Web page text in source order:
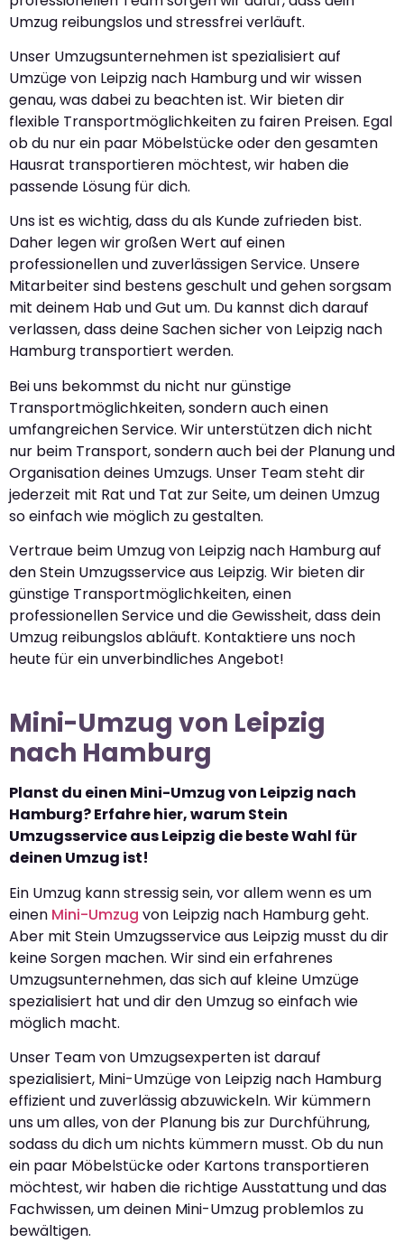
Umzug reibungslos und stressfrei verläuft.
Unser Umzugsunternehmen ist spezialisiert auf
Umzüge von Leipzig nach Hamburg und wir wissen
genau, was dabei zu beachten ist. Wir bieten dir
flexible Transportmöglichkeiten zu fairen Preisen. Egal
ob du nur ein paar Möbelstücke oder den gesamten
Hausrat transportieren möchtest, wir haben die
passende Lösung für dich.
Uns ist es wichtig, dass du als Kunde zufrieden bist.
Daher legen wir großen Wert auf einen
professionellen und zuverlässigen Service. Unsere
Mitarbeiter sind bestens geschult und gehen sorgsam
mit deinem Hab und Gut um. Du kannst dich darauf
verlassen, dass deine Sachen sicher von Leipzig nach
Hamburg transportiert werden.
Bei uns bekommst du nicht nur günstige
Transportmöglichkeiten, sondern auch einen
umfangreichen Service. Wir unterstützen dich nicht
nur beim Transport, sondern auch bei der Planung und
Organisation deines Umzugs. Unser Team steht dir
jederzeit mit Rat und Tat zur Seite, um deinen Umzug
so einfach wie möglich zu gestalten.
Vertraue beim Umzug von Leipzig nach Hamburg auf
den Stein Umzugsservice aus Leipzig. Wir bieten dir
günstige Transportmöglichkeiten, einen
professionellen Service und die Gewissheit, dass dein
Umzug reibungslos abläuft. Kontaktiere uns noch
heute für ein unverbindliches Angebot!
Mini-Umzug von Leipzig
nach Hamburg
Planst du einen Mini-Umzug von Leipzig nach
Hamburg? Erfahre hier, warum Stein
Umzugsservice aus Leipzig die beste Wahl für
deinen Umzug ist!
Ein Umzug kann stressig sein, vor allem wenn es um
einen Mini-Umzug von Leipzig nach Hamburg geht.
Aber mit Stein Umzugsservice aus Leipzig musst du dir
keine Sorgen machen. Wir sind ein erfahrenes
Umzugsunternehmen, das sich auf kleine Umzüge
spezialisiert hat und dir den Umzug so einfach wie
möglich macht.
Unser Team von Umzugsexperten ist darauf
spezialisiert, Mini-Umzüge von Leipzig nach Hamburg
effizient und zuverlässig abzuwickeln. Wir kümmern
uns um alles, von der Planung bis zur Durchführung,
sodass du dich um nichts kümmern musst. Ob du nun
ein paar Möbelstücke oder Kartons transportieren
möchtest, wir haben die richtige Ausstattung und das
Fachwissen, um deinen Mini-Umzug problemlos zu
bewältigen.